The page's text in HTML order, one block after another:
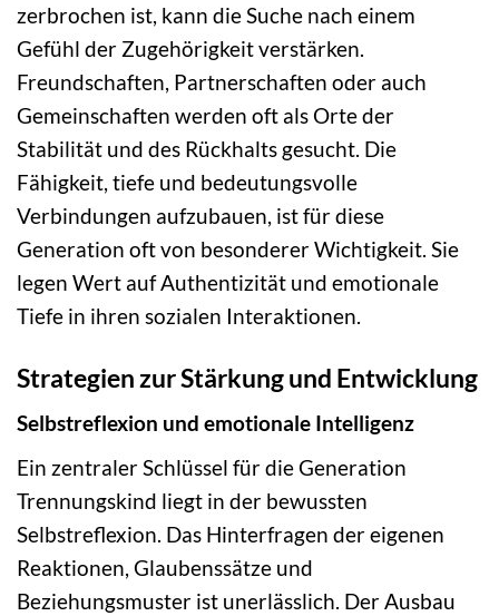
zerbrochen ist, kann die Suche nach einem
Gefühl der Zugehörigkeit verstärken.
Freundschaften, Partnerschaften oder auch
Gemeinschaften werden oft als Orte der
Stabilität und des Rückhalts gesucht. Die
Fähigkeit, tiefe und bedeutungsvolle
Verbindungen aufzubauen, ist für diese
Generation oft von besonderer Wichtigkeit. Sie
legen Wert auf Authentizität und emotionale
Tiefe in ihren sozialen Interaktionen.
Strategien zur Stärkung und Entwicklung
Selbstreflexion und emotionale Intelligenz
Ein zentraler Schlüssel für die Generation
Trennungskind liegt in der bewussten
Selbstreflexion. Das Hinterfragen der eigenen
Reaktionen, Glaubenssätze und
Beziehungsmuster ist unerlässlich. Der Ausbau